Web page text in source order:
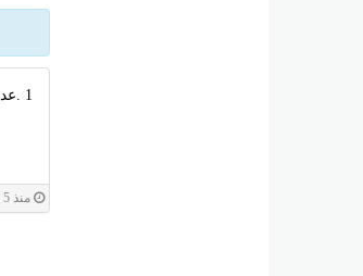
1 .عدد الأنشطة
منذ 5 سنوات